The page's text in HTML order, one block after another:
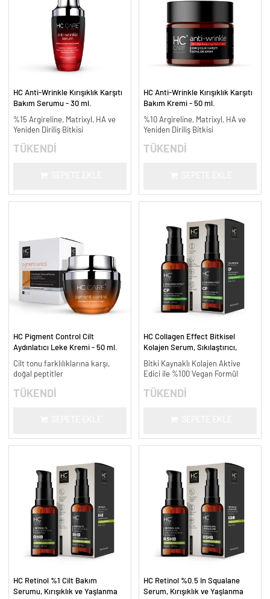
HC Anti-Wrinkle Kırışıklık Karşıtı
Bakım Serumu - 30 ml.
%15 Argireline, Matrixyl, HA ve
Yeniden Diriliş Bitkisi
TÜKENDİ
HC Anti-Wrinkle Kırışıklık Karşıtı
Bakım Kremi - 50 ml.
%10 Argireline, Matrixyl, HA ve
Yeniden Diriliş Bitkisi
TÜKENDİ
HC Pigment Control Cilt
Aydınlatıcı Leke Kremi - 50 ml.
Cilt tonu farklılıklarına karşı,
doğal peptitler
TÜKENDİ
HC Collagen Effect Bitkisel
Kolajen Serum, Sıkılaştırıcı,
Bitki Kaynaklı Kolajen Aktive
Edici ile %100 Vegan Formül
TÜKENDİ
HC Retinol %1 Cilt Bakım
Serumu, Kırışıklık ve Yaşlanma
HC Retinol %0.5 In Squalane
Serum, Kırışıklık ve Yaşlanma